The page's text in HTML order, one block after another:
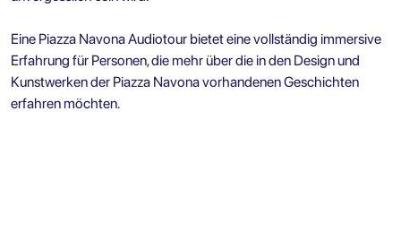
Eine Piazza Navona Audiotour bietet eine vollständig immersive
Erfahrung für Personen, die mehr über die in den Design und
Kunstwerken der Piazza Navona vorhandenen Geschichten
erfahren möchten.